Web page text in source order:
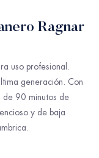
Ragnar
uso profesional.
generación. Con
de 90 minutos de
y de baja